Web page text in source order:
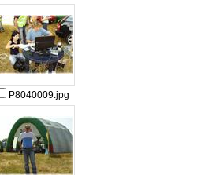
P8040009.jpg